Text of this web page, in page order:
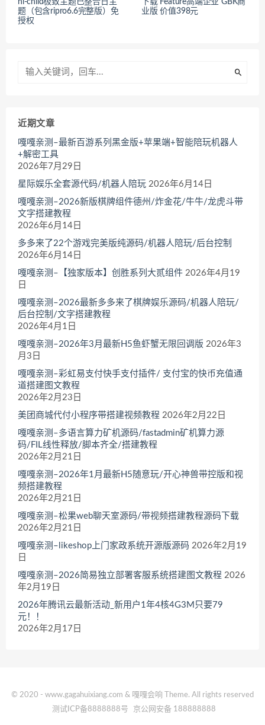
hi-chlid极致主题已整合日主
题（包含ripro6.6完整版）免
授权
下载 Feature高端企业 GBK商
业版 价值398元
近期文章
嘎嘎亲测–最新百游系列黑金版+苹果端+智能陪玩机器人
+解密工具
2026年7月29日
星际娱乐全套源代码/机器人陪玩 2026年6月14日
嘎嘎亲测–2026新版棋牌组件德州/炸金花/牛牛/龙虎斗带
文字搭建教程
2026年6月14日
多多来了22个游戏完美版纯源码/机器人陪玩/后台控制
2026年6月14日
嘎嘎亲测–【独家版本】创胜系列大贰组件 2026年4月19
日
嘎嘎亲测–2026最新多多来了棋牌娱乐源码/机器人陪玩/
后台控制/文字搭建教程
2026年4月1日
嘎嘎亲测–2026年3月最新H5鱼虾蟹无限回调版 2026年3
月3日
嘎嘎亲测–彩虹易支付快手支付插件/ 支付宝的快币充值通
道搭建图文教程
2026年2月23日
美团商城代付小程序带搭建视频教程 2026年2月22日
嘎嘎亲测–多语言算力矿机源码/fastadmin矿机算力源
码/FIL线性释放/脚本齐全/搭建教程
2026年2月21日
嘎嘎亲测–2026年1月最新H5随意玩/开心神兽带控版和视
频搭建教程
2026年2月21日
嘎嘎亲测–松果web聊天室源码/带视频搭建教程源码下载
2026年2月21日
嘎嘎亲测–likeshop上门家政系统开源版源码 2026年2月19
日
嘎嘎亲测–2026简易独立部署客服系统搭建图文教程 2026
年2月19日
2026年腾讯云最新活动_新用户1年4核4G3M只要79
元！！
2026年2月17日
© 2020 - www.gagahuixiang.com & 嘎嘎会响 Theme. All rights reserved
测试ICP备8888888号
京公网安备 188888888